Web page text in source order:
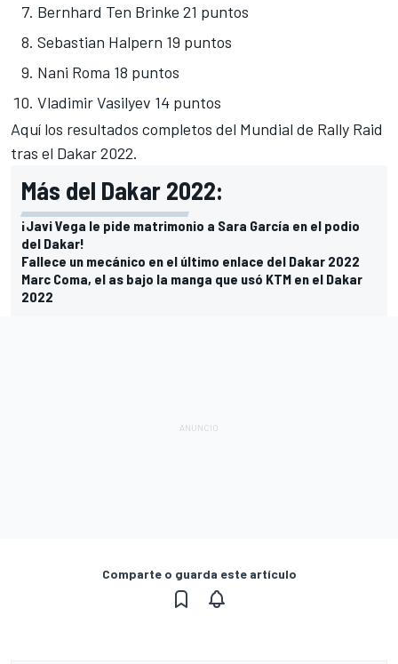
Bernhard Ten Brinke 21 puntos
Sebastian Halpern 19 puntos
Nani Roma 18 puntos
Vladimir Vasilyev 14 puntos
Aquí los resultados completos del Mundial de Rally Raid
tras el Dakar 2022.
Más del Dakar 2022:
¡Javi Vega le pide matrimonio a Sara García en el podio
del Dakar!
Fallece un mecánico en el último enlace del Dakar 2022
Marc Coma, el as bajo la manga que usó KTM en el Dakar
2022
Comparte o guarda este artículo